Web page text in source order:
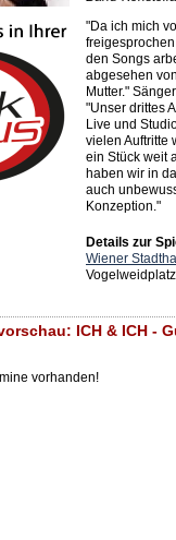
"Da ich mich
den Songs
abgesehen
Mutter."
"Unser drittes
Live und
vielen Auftritte
ein Stück weit
haben wir in
auch
Konzeption."
Details zur
Wiener
ICH & ICH -
vorhanden!